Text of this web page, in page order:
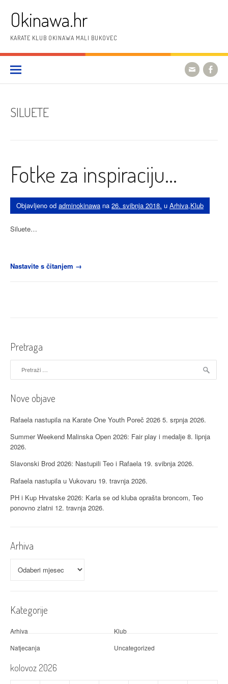
sadržajOkinawa.hr
KARATE KLUB OKINAWA MALI BUKOVEC
SILUETE
Fotke za inspiraciju…
Objavljeno od adminokinawa na 26. svibnja 2018. u Arhiva,Klub
Siluete…
Nastavite s čitanjem “Fotke
→
Pretraga
Nove objave
Rafaela nastupila na Karate One Youth Poreč 2026 5. srpnja 2026.
Summer Weekend Malinska Open 2026: Fair play i medalje 8. lipnja
2026.
Slavonski Brod 2026: Nastupili Teo i Rafaela 19. svibnja 2026.
Rafaela nastupila u Vukovaru 19. travnja 2026.
PH i Kup Hrvatske 2026: Karla se od kluba oprašta broncom, Teo
ponovno zlatni 12. travnja 2026.
Arhiva
Kategorije
Arhiva
Klub
Natjecanja
Uncategorized
kolovoz 2026